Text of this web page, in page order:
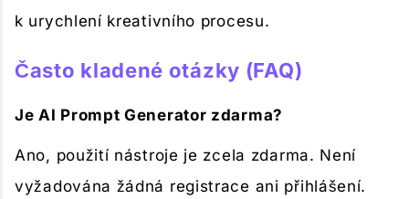
k urychlení kreativního procesu.
Často kladené otázky (FAQ)
Je AI Prompt Generator zdarma?
Ano, použití nástroje je zcela zdarma. Není
vyžadována žádná registrace ani přihlášení.